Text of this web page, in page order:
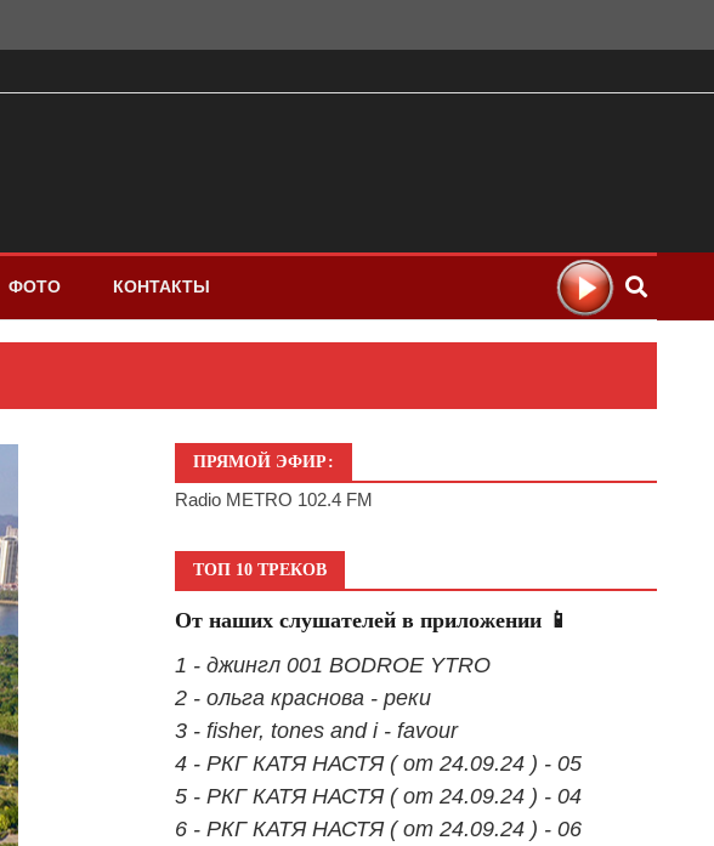
ФОТО КОНТАКТЫ
ПРЯМОЙ ЭФИР:
Radio METRO 102.4 FM
ТОП 10 ТРЕКОВ
От наших слушателей в приложении 📱
1 - джингл 001 BODROE YTRO
2 - ольга краснова - реки
3 - fisher, tones and i - favour
4 - РКГ КАТЯ НАСТЯ ( от 24.09.24 ) - 05
5 - РКГ КАТЯ НАСТЯ ( от 24.09.24 ) - 04
6 - РКГ КАТЯ НАСТЯ ( от 24.09.24 ) - 06